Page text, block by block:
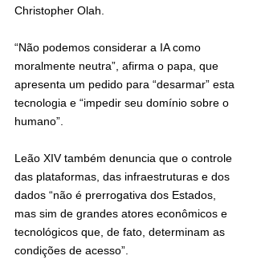
Christopher Olah.
“Não podemos considerar a IA como
moralmente neutra”, afirma o papa, que
apresenta um pedido para “desarmar” esta
tecnologia e “impedir seu domínio sobre o
humano”.
Leão XIV também denuncia que o controle
das plataformas, das infraestruturas e dos
dados “não é prerrogativa dos Estados,
mas sim de grandes atores econômicos e
tecnológicos que, de fato, determinam as
condições de acesso”.